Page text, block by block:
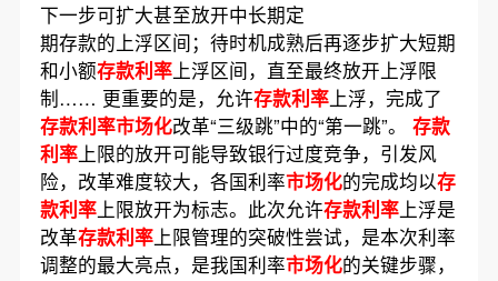
下一步可扩大甚至放开中长期定
期存款的上浮区间；待时机成熟后再逐步扩大短期
和小额存款利率上浮区间，直至最终放开上浮限
制…… 更重要的是，允许存款利率上浮，完成了
存款利率市场化改革“三级跳”中的“第一跳”。 存款
利率上限的放开可能导致银行过度竞争，引发风
险，改革难度较大，各国利率市场化的完成均以存
款利率上限放开为标志。此次允许存款利率上浮是
改革存款利率上限管理的突破性尝试，是本次利率
调整的最大亮点，是我国利率市场化的关键步骤，